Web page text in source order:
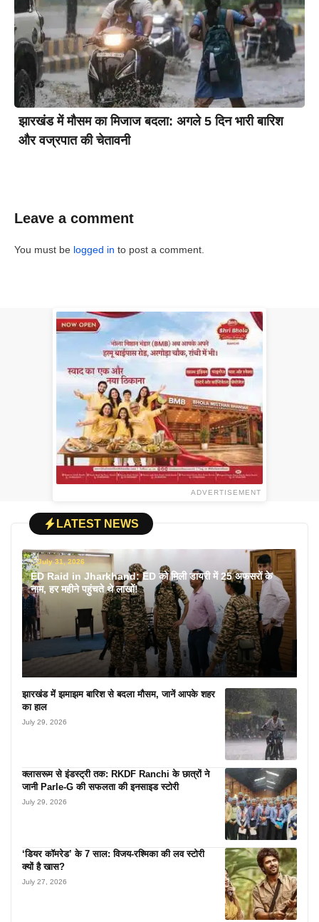
झारखंड में मौसम का मिजाज बदला: अगले 5 दिन भारी बारिश
और वज्रपात की चेतावनी
Leave a comment
You must be logged in to post a comment.
ADVERTISEMENT
LATEST NEWS
July 31, 2026
ED Raid in Jharkhand: ED को मिली डायरी में 25 अफसरों के
नाम, हर महीने पहुंचते थे लाखों!
झारखंड में झमाझम बारिश से बदला मौसम, जानें आपके शहर
का हाल
July 29, 2026
क्लासरूम से इंडस्ट्री तक: RKDF Ranchi के छात्रों ने
जानी Parle-G की सफलता की इनसाइड स्टोरी
July 29, 2026
‘डियर कॉमरेड’ के 7 साल: विजय-रश्मिका की लव स्टोरी
क्यों है खास?
July 27, 2026